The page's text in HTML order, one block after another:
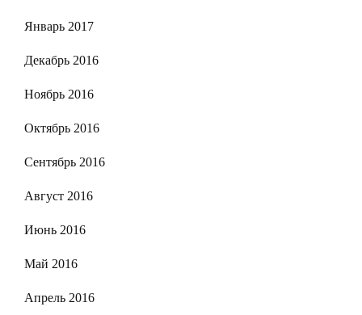
Январь 2017
Декабрь 2016
Ноябрь 2016
Октябрь 2016
Сентябрь 2016
Август 2016
Июнь 2016
Май 2016
Апрель 2016